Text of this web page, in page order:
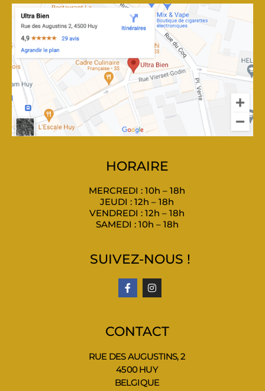
HORAIRE
MERCREDI : 10h – 18h
JEUDI : 12h – 18h
VENDREDI : 12h – 18h
SAMEDI : 10h – 18h
SUIVEZ-NOUS !
CONTACT
RUE DES AUGUSTINS, 2
4500 HUY
BELGIQUE